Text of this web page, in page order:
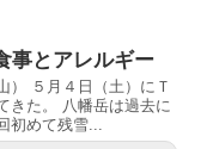
事とアレルギー
５月４日（土）にＴ
きた。 八幡岳は過去に
初めて残雪...